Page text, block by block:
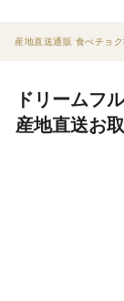
産地直送通販 食べチョク
ドリームフ
産地直送お